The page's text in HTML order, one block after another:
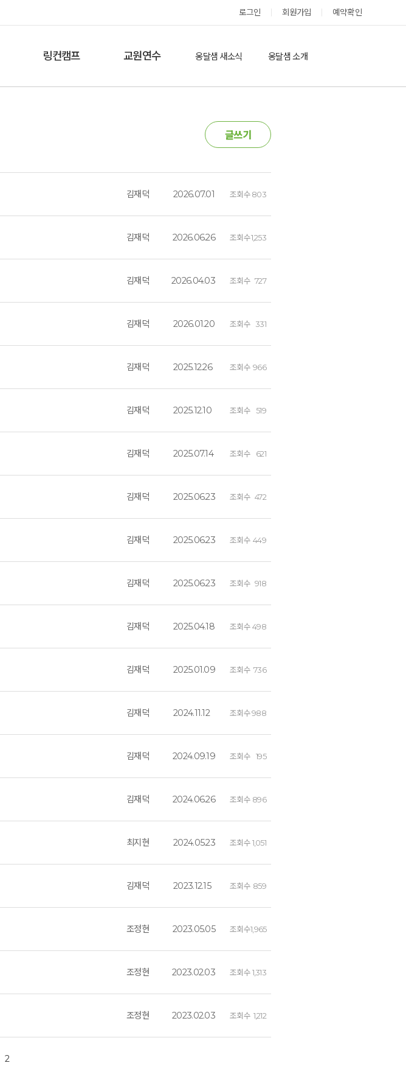
로그인 회원가입 예약확인
링컨캠프 교원연수 옹달샘 새소식
보도기사
참여후기
옹달샘 소개
09.06(일)
2026.10.09(금) ~ 10.10(토)
예약가능
옹달샘 스테이 예약
글쓰기
김재덕 2026.07.01 조회수 803
김재덕 2026.06.26 조회수1,253
김재덕 2026.04.03 조회수 727
김재덕 2026.01.20 조회수 331
김재덕 2025.12.26 조회수 966
김재덕 2025.12.10 조회수 519
김재덕 2025.07.14 조회수 621
김재덕 2025.06.23 조회수 472
김재덕 2025.06.23 조회수 449
김재덕 2025.06.23 조회수 918
김재덕 2025.04.18 조회수 498
김재덕 2025.01.09 조회수 736
김재덕 2024.11.12 조회수988
김재덕 2024.09.19 조회수 195
김재덕 2024.06.26 조회수 896
최지현 2024.05.23 조회수 1,051
김재덕 2023.12.15 조회수 859
조정현 2023.05.05 조회수1,965
조정현 2023.02.03 조회수 1,313
조정현 2023.02.03 조회수 1,212
2